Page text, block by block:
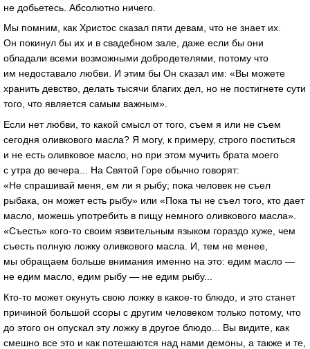
не добьетесь. Абсолютно ничего.
Мы помним, как Христос сказал пяти девам, что не знает их.
Он покинул бы их и в свадебном зале, даже если бы они
обладали всеми возможными добродетелями, потому что
им недоставало любви. И этим бы Он сказал им: «Вы можете
хранить девство, делать тысячи благих дел, но не постигнете сути
того, что является самым важным».
Если нет любви, то какой смысл от того, съем я или не съем
сегодня оливкового масла? Я могу, к примеру, строго поститься
и не есть оливковое масло, но при этом мучить брата моего
с утра до вечера... На Святой Горе обычно говорят:
«Не спрашивай меня, ем ли я рыбу; пока человек не съел
рыбака, он может есть рыбу» или «Пока ты не съел того, кто дает
масло, можешь употребить в пищу немного оливкового масла».
«Съесть» кого-то своим язвительным языком гораздо хуже, чем
съесть полную ложку оливкового масла. И, тем не менее,
мы обращаем больше внимания именно на это: едим масло —
не едим масло, едим рыбу — не едим рыбу...
Кто-то может окунуть свою ложку в какое-то блюдо, и это станет
причиной большой ссоры с другим человеком только потому, что
до этого он опускал эту ложку в другое блюдо... Вы видите, как
смешно все это и как потешаются над нами демоны, а также и те,